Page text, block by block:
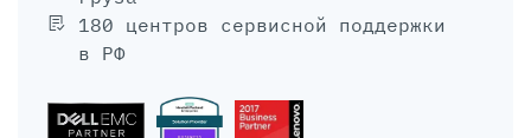
180 центров сервисной поддержки
в РФ